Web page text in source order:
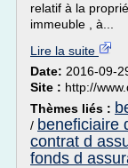
relatif à la
immeuble , à...
Lire la suite
Date: 2016-09-
Site : http://
Thèmes liés :
/ beneficiaire
contrat d
fonds d